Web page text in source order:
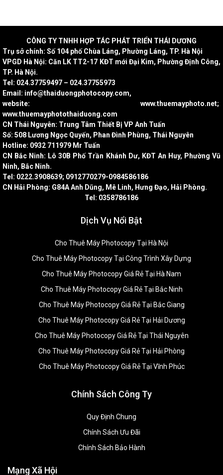
CÔNG TY TNHH HỢP TÁC PHÁT TRIỂN THÁI DƯƠNG
Trụ sở chính: Số 104 phố Chùa Láng, Phường Láng, TP. Hà Nội
VPGD Hà Nội: Căn LK TT2-17 KĐT mới Đại Kim, Phường Định Công,
TP. Hà Nội.
Tel: 024.37759497 – 024.37755973
Email: info@thaiduongphotocopy.com,
website: www.thuemayphoto.net;
www.thuemayphotothaiduong.com
CN Thái Nguyên: Trung Tâm Thiết Bị VP Anh Tuấn
Số: 508 Lương Ngọc Quyến, Phan Đình Phùng, Thái Nguyên
Hotline: 0932 711979 Mr Tuấn
CN Bắc Ninh: Lô 30B Phố Trần Khánh Dư, KĐT An Huy, Phường Vũ
Ninh, Bắc Ninh.
Tel: 0222.3908639; 0912770279-0984586186
CN Hải Phòng: G84A Anh Dũng, Mê Linh, Hưng Đạo, Hải Phòng.
Tel: 0358786186
Dịch Vụ Nổi Bật
Cho Thuê Máy Photocopy Tại Hà Nội
Cho Thuê Máy Photocopy Tại Công Trình Xây Dựng
Cho Thuê Máy Photocopy Giá Rẻ Tại Hà Nam
Cho Thuê Máy Photocopy Giá Rẻ Tại Bắc Ninh
Cho Thuê Máy Photocopy Giá Rẻ Tại Bắc Giang
Cho Thuê Máy Photocopy Giá Rẻ Tại Hải Dương
Cho Thuê Máy Photocopy Giá Rẻ Tại Thái Nguyên
Cho Thuê Máy Photocopy Giá Rẻ Tại Hải Phòng
Cho Thuê Máy Photocopy Giá Rẻ Tại Vĩnh Phúc
Chính Sách Công Ty
Quy Định Chung
Chính Sách Ưu Đãi
Chính Sách Bảo Hành
Mạng Xã Hội